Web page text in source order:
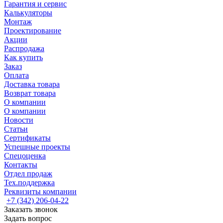
Гарантия и сервис
Калькуляторы
Монтаж
Проектирование
Акции
Распродажа
Как купить
Заказ
Оплата
Доставка товара
Возврат товара
О компании
О компании
Новости
Статьи
Сертификаты
Успешные проекты
Спецоценка
Контакты
Отдел продаж
Тех.поддержка
Реквизиты компании
+7 (342) 206-04-22
Заказать звонок
Задать вопрос